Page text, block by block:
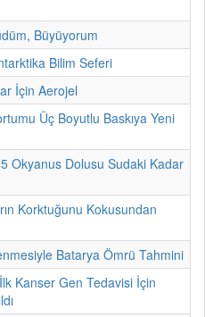
Büyüyorum
Bilim Seferi
İçin Aerojel
Üç Boyutlu Baskıya Yeni
Okyanus Dolusu Sudaki Kadar
Korktuğunu Kokusundan
Batarya Ömrü Tahmini
Kanser Gen Tedavisi İçin